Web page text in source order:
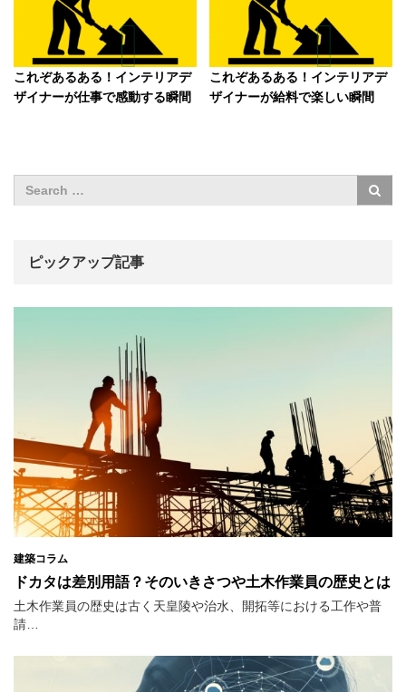
これぞあるある！インテリアデ
ザイナーが仕事で感動する瞬間
これぞあるある！インテリアデ
ザイナーが給料で楽しい瞬間
ピックアップ記事
建築コラム
ドカタは差別用語？そのいきさつや土木作業員の歴史とは
土木作業員の歴史は古く天皇陵や治水、開拓等における工作や普
請…